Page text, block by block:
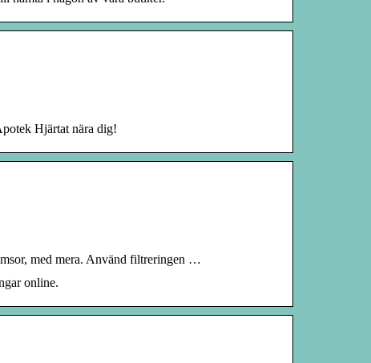
Hjärtat nära dig!
med mera. Använd filtreringen …
online.